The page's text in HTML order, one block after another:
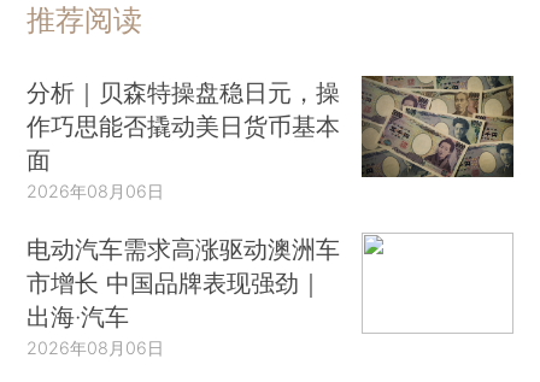
推荐阅读
分析｜贝森特操盘稳日元，操
作巧思能否撬动美日货币基本
面
2026年08月06日
电动汽车需求高涨驱动澳洲车
市增长 中国品牌表现强劲｜
出海·汽车
2026年08月06日